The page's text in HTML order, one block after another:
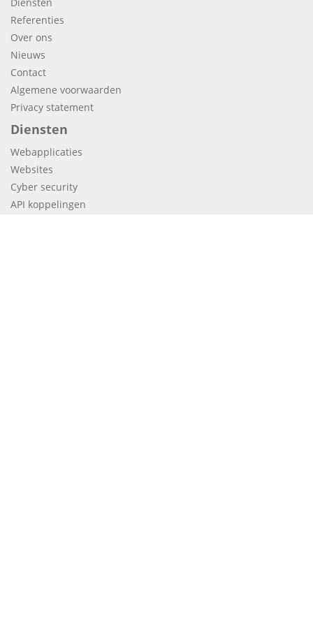
Referenties
Over ons
Nieuws
Contact
Algemene voorwaarden
Privacy statement
Diensten
Webapplicaties
Websites
Cyber security
API koppelingen